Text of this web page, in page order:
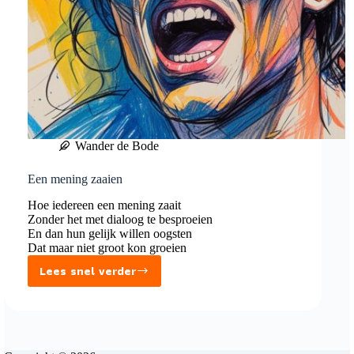
Wander de Bode
Een mening zaaien
Hoe iedereen een mening zaait
Zonder het met dialoog te besproeien
En dan hun gelijk willen oogsten
Dat maar niet groot kon groeien
Lees snel verder
Een